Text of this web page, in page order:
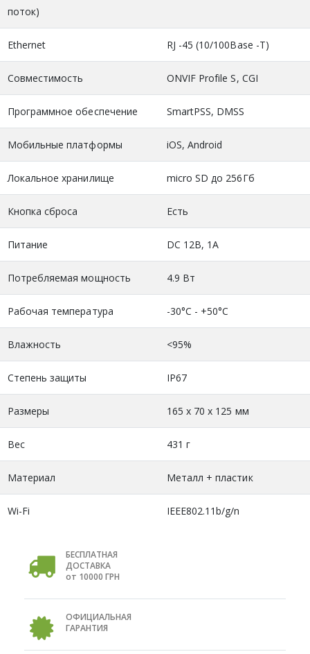
поток)
Ethernet RJ -45 (10/100Base -T)
Совместимость ONVIF Profile S, CGI
Программное обеспечение SmartPSS, DMSS
Мобильные платформы iOS, Android
Локальное хранилище micro SD до 256Гб
Кнопка сброса Есть
Питание DC 12В, 1А
Потребляемая мощность 4.9 Вт
Рабочая температура -30°C - +50°C
Влажность <95%
Степень защиты IP67
Размеры 165 х 70 х 125 мм
Вес 431 г
Материал Металл + пластик
Wi-Fi IEEE802.11b/g/n
БЕСПЛАТНАЯ
ДОСТАВКА
от 10000 ГРН
ОФИЦИАЛЬНАЯ
ГАРАНТИЯ